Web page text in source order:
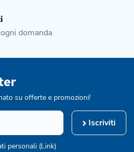
domanda
su offerte e promozioni!
Iscriviti
personali (Link)